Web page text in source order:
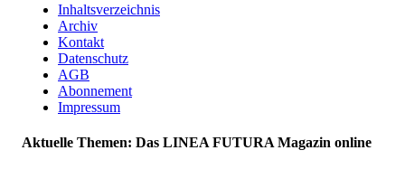
Inhaltsverzeichnis
Archiv
Kontakt
Datenschutz
AGB
Abonnement
Impressum
Aktuelle Themen: Das LINEA FUTURA Magazin online